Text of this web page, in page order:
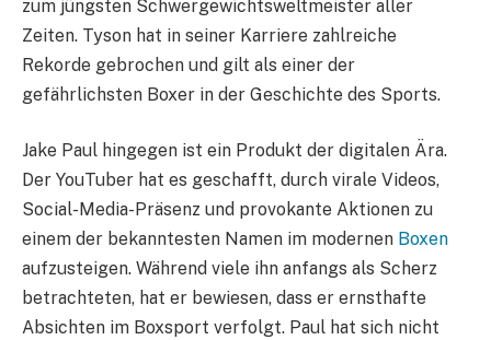
zum jüngsten Schwergewichtsweltmeister aller
Zeiten. Tyson hat in seiner Karriere zahlreiche
Rekorde gebrochen und gilt als einer der
gefährlichsten Boxer in der Geschichte des Sports.
Jake Paul hingegen ist ein Produkt der digitalen Ära.
Der YouTuber hat es geschafft, durch virale Videos,
Social-Media-Präsenz und provokante Aktionen zu
einem der bekanntesten Namen im modernen Boxen
aufzusteigen. Während viele ihn anfangs als Scherz
betrachteten, hat er bewiesen, dass er ernsthafte
Absichten im Boxsport verfolgt. Paul hat sich nicht